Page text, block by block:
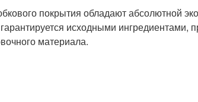
покрытия обладают абсолютной
исходными ингредиентами,
материала.